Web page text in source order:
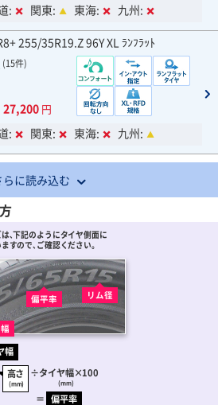
: 関東: 東海: 九州:
255/35R19.Z 96Y XL ﾗﾝﾌﾗｯﾄ
(15件)
27,200 円
: 関東: 東海: 九州:
らに読み込む
､下記のようにタイヤ側面に
すので､ご確認ください。
偏平率 リム径
幅
高さ
(mm)
÷タイヤ幅
(mm)
×100
＝ 偏平率